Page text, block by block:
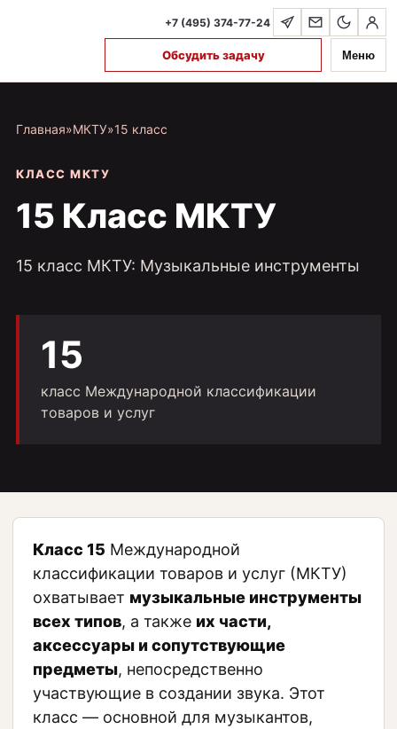
+7 (495) 374-77-24
Обсудить задачу Меню
Главная»МКТУ»15 класс
КЛАСС МКТУ
15 Класс МКТУ
15 класс МКТУ: Музыкальные инструменты
15
класс Международной классификации
товаров и услуг
Класс 15 Международной
классификации товаров и услуг (МКТУ)
охватывает музыкальные инструменты
всех типов, а также их части,
аксессуары и сопутствующие
предметы, непосредственно
участвующие в создании звука. Этот
класс — основной для музыкантов,